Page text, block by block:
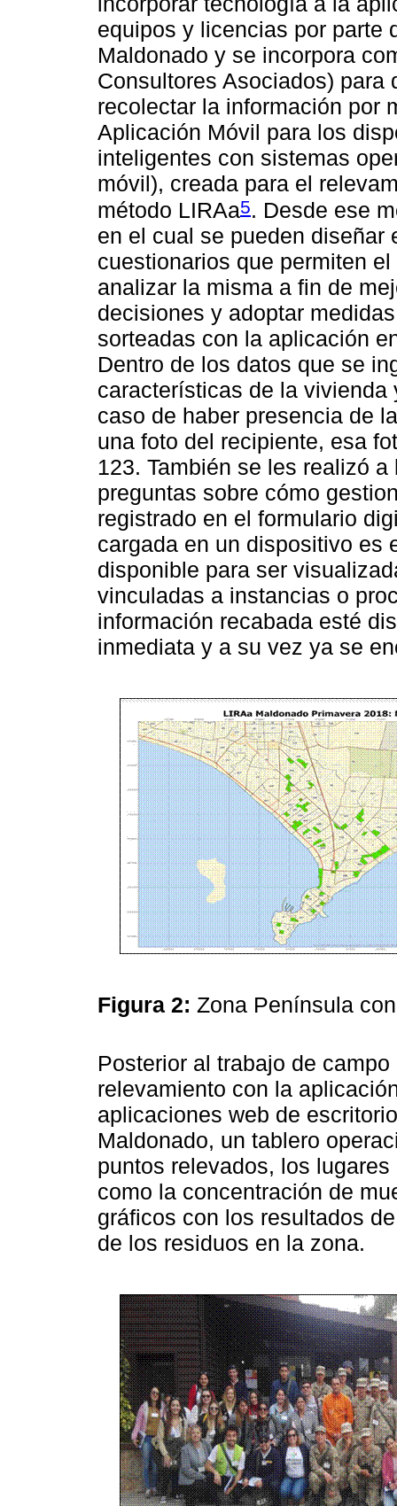
equipos y licencias por parte
Maldonado y se incorpora
Consultores Asociados) para
recolectar la información por
Aplicación Móvil para los
inteligentes con sistemas
móvil), creada para el
método LIRAa5. Desde ese
en el cual se pueden diseñar
cuestionarios que permiten
analizar la misma a fin de
decisiones y adoptar
sorteadas con la aplicación
Dentro de los datos que se
características de la
caso de haber presencia de
una foto del recipiente, esa
123. También se les realizó
preguntas sobre cómo
registrado en el formulario
cargada en un dispositivo es
disponible para ser
vinculadas a instancias o
información recabada esté
inmediata y a su vez ya se
Figura 2: Zona Península
Posterior al trabajo de
relevamiento con la
aplicaciones web de
Maldonado, un tablero
puntos relevados, los
como la concentración de
gráficos con los resultados
de los residuos en la zona.